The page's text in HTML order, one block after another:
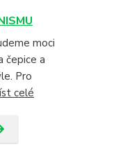
moci
čepice a
Pro
celé